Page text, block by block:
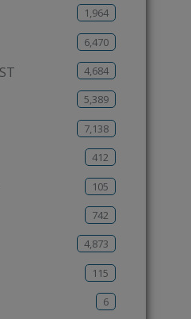
1,964
6,470
4,684
5,389
7,138
412
105
742
4,873
115
6